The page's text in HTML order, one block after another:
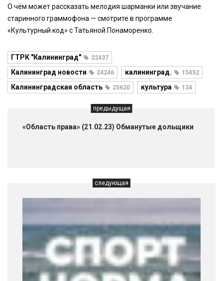
О чём может рассказать мелодия шарманки или звучание
старинного граммофона — смотрите в программе
«Культурный код» с Татьяной Понаморенко.
ГТРК "Калининград" 22437
Калининград новости 24246 калининград. 15452
Калининградская область 25620 культура 134
предыдущая
«Область права» (21.02.23) Обманутые дольщики
следующая